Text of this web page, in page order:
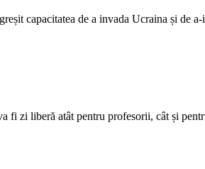
capacitatea de a invada Ucraina și de
fi zi liberă atât pentru profesorii, cât și